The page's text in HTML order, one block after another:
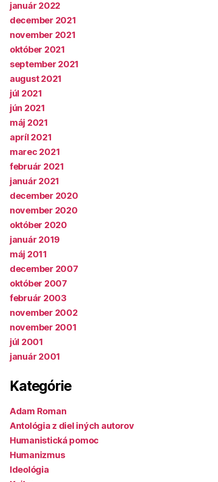
január 2022
december 2021
november 2021
október 2021
september 2021
august 2021
júl 2021
jún 2021
máj 2021
apríl 2021
marec 2021
február 2021
január 2021
december 2020
november 2020
október 2020
január 2019
máj 2011
december 2007
október 2007
február 2003
november 2002
november 2001
júl 2001
január 2001
Kategórie
Adam Roman
Antológia z diel iných autorov
Humanistická pomoc
Humanizmus
Ideológia